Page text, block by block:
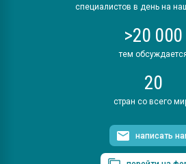
специалистов в день на
>20 000
тем
20
стран со всего
написать